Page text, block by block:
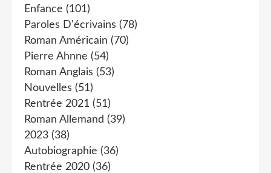
Enfance (101)
Paroles D'écrivains (78)
Roman Américain (70)
Pierre Ahnne (54)
Roman Anglais (53)
Nouvelles (51)
Rentrée 2021 (51)
Roman Allemand (39)
2023 (38)
Autobiographie (36)
Rentrée 2020 (36)